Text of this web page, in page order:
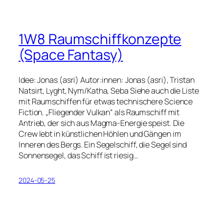
1W8 Raumschiffkonzepte
(Space Fantasy)
Idee: Jonas (asri) Autor:innen: Jonas (asri), Tristan
Natsirt, Lyght, Nym/Katha, Seba Siehe auch die Liste
mit Raumschiffen für etwas technischere Science
Fiction. „Fliegender Vulkan“ als Raumschiff mit
Antrieb, der sich aus Magma-Energie speist. Die
Crew lebt in künstlichen Höhlen und Gängen im
Inneren des Bergs. Ein Segelschiff, die Segel sind
Sonnensegel, das Schiff ist riesig…
2024-05-25